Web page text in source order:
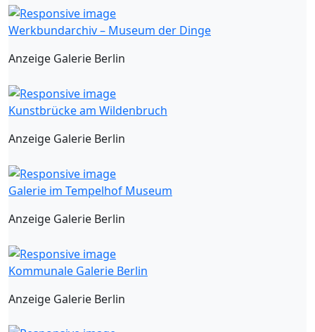
Werkbundarchiv – Museum der Dinge
Anzeige Galerie Berlin
Kunstbrücke am Wildenbruch
Anzeige Galerie Berlin
Galerie im Tempelhof Museum
Anzeige Galerie Berlin
Kommunale Galerie Berlin
Anzeige Galerie Berlin